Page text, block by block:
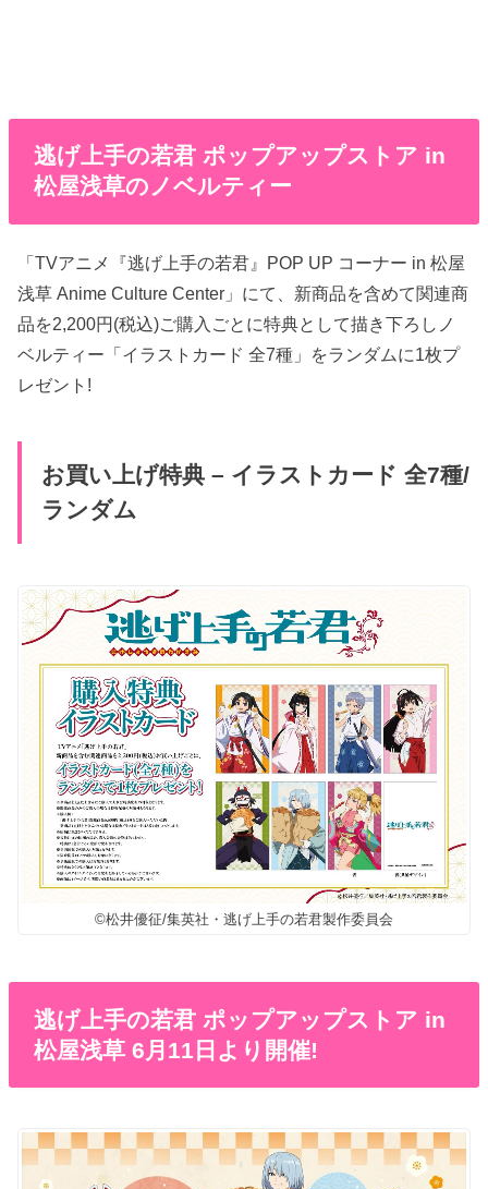
逃げ上手の若君 ポップアップストア in
松屋浅草のノベルティー
「TVアニメ『逃げ上手の若君』POP UP コーナー in 松屋
浅草 Anime Culture Center」にて、新商品を含めて関連商
品を2,200円(税込)ご購入ごとに特典として描き下ろしノ
ベルティー「イラストカード 全7種」をランダムに1枚プ
レゼント!
お買い上げ特典 – イラストカード 全7種/
ランダム
©松井優征/集英社・逃げ上手の若君製作委員会
逃げ上手の若君 ポップアップストア in
松屋浅草 6月11日より開催!